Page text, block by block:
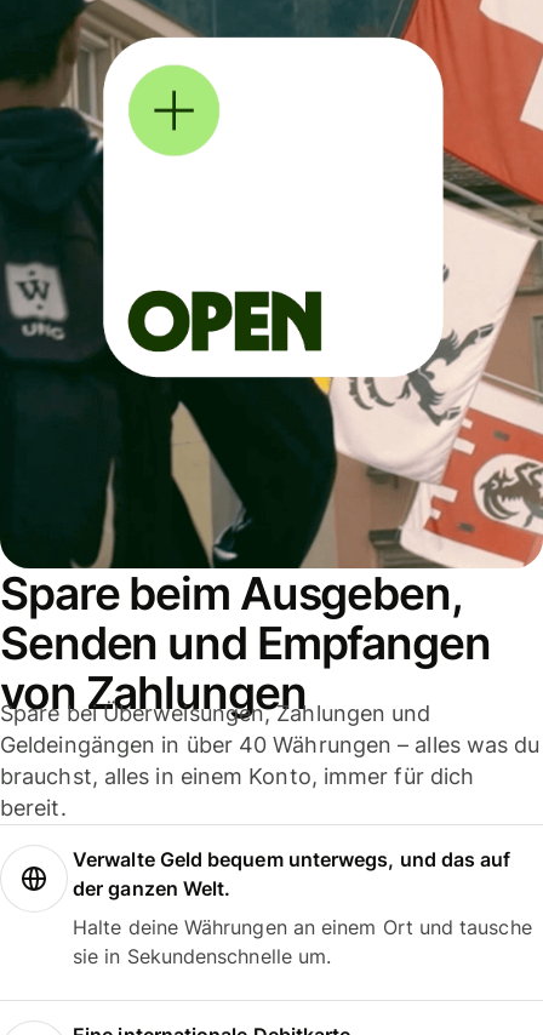
Spare beim Ausgeben,
Senden und Empfangen
von Zahlungen
Spare bei Überweisungen, Zahlungen und
Geldeingängen in über 40 Währungen – alles was du
brauchst, alles in einem Konto, immer für dich
bereit.
Verwalte Geld bequem unterwegs, und das auf
der ganzen Welt.
Halte deine Währungen an einem Ort und tausche
sie in Sekundenschnelle um.